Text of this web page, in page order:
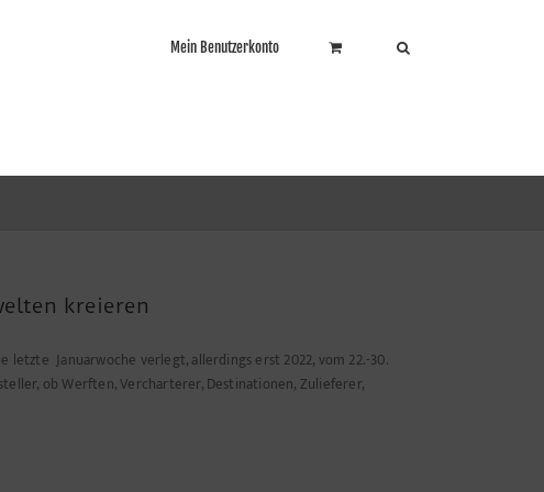
Mein Benutzerkonto
kreieren
Januarwoche verlegt, allerdings erst 2022, vom 22.-30.
ob Werften, Vercharterer, Destinationen, Zulieferer,